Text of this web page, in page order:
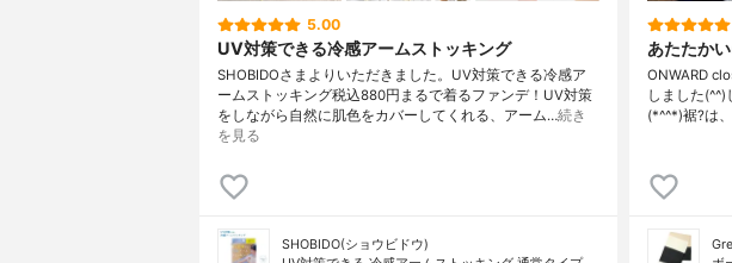
5.00
UV対策できる冷感アームストッキング
SHOBIDOさまよりいただきました。UV対策できる冷感ア
ームストッキング税込880円まるで着るファンデ！UV対策
をしながら自然に肌色をカバーしてくれる、アーム…続き
を見る
SHOBIDO(ショウビドウ)
あたたか
ONWARD
しました
(*^^*)裾?は